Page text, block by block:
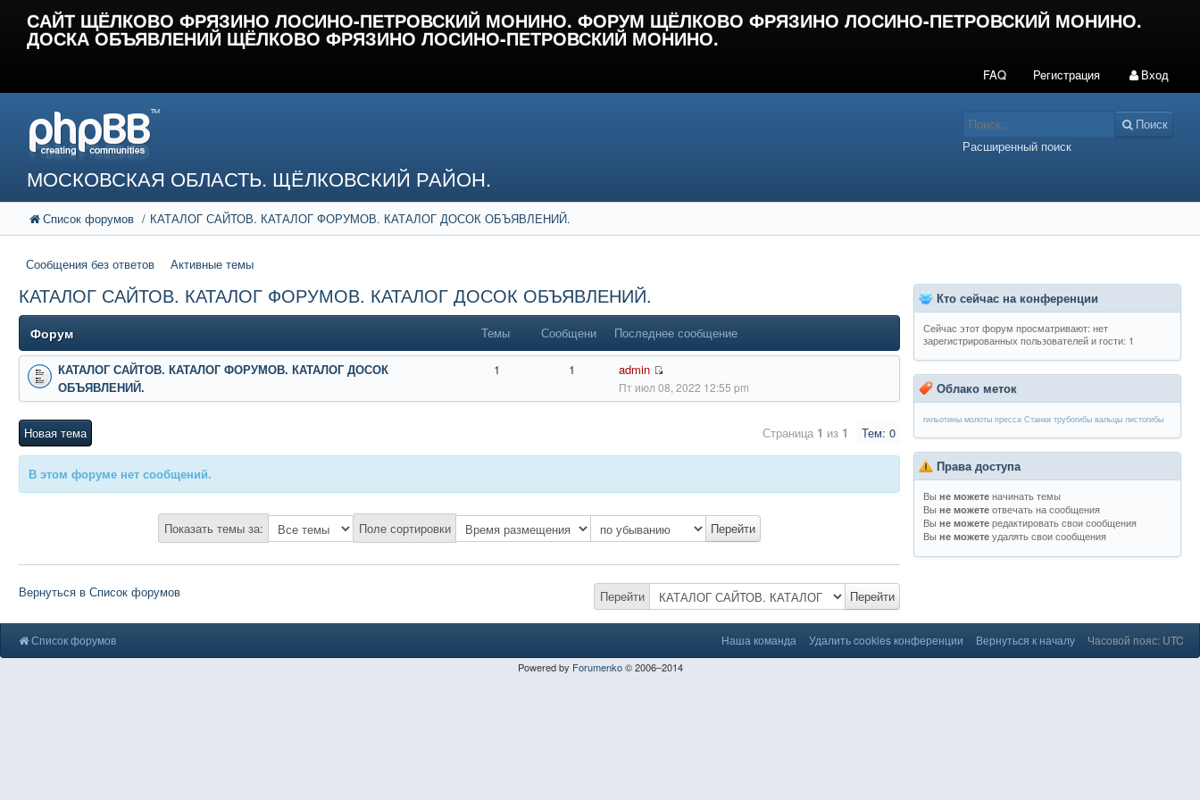
САЙТ ЩЁЛКОВО ФРЯЗИНО ЛОСИНО-ПЕТРОВСКИЙ МОНИНО. ФОРУМ ЩЁЛКОВО ФРЯЗИНО ЛОСИНО-ПЕТРОВСКИЙ МОНИНО.
ДОСКА ОБЪЯВЛЕНИЙ ЩЁЛКОВО ФРЯЗИНО ЛОСИНО-ПЕТРОВСКИЙ МОНИНО.
FAQ Регистрация Вход
МОСКОВСКАЯ ОБЛАСТЬ. ЩЁЛКОВСКИЙ РАЙОН.
Поиск
Расширенный поиск
Список форумов КАТАЛОГ САЙТОВ. КАТАЛОГ ФОРУМОВ. КАТАЛОГ ДОСОК ОБЪЯВЛЕНИЙ.
Сообщения без ответов Активные темы
КАТАЛОГ САЙТОВ. КАТАЛОГ ФОРУМОВ. КАТАЛОГ ДОСОК ОБЪЯВЛЕНИЙ.
Форум Темы Сообщения Последнее сообщение
КАТАЛОГ САЙТОВ. КАТАЛОГ ФОРУМОВ. КАТАЛОГ ДОСОК
ОБЪЯВЛЕНИЙ.
1 1 admin
Пт июл 08, 2022 12:55 pm
Новая тема Тем: 0
Страница 1 из 1
В этом форуме нет сообщений.
Показать темы за: Поле сортировки
Вернуться в Список форумов Перейти Перейти
Кто сейчас на конференции
Сейчас этот форум просматривают: нет
зарегистрированных пользователей и гости: 1
Облако меток
гильотины молоты пресса Станки трубогибы вальцы листогибы
Права доступа
Вы не можете начинать темы
Вы не можете отвечать на сообщения
Вы не можете редактировать свои сообщения
Вы не можете удалять свои сообщения
Список форумов Наша команда Удалить cookies конференции Вернуться к началу Часовой пояс: UTC
Powered by Forumenko© 2006–2014